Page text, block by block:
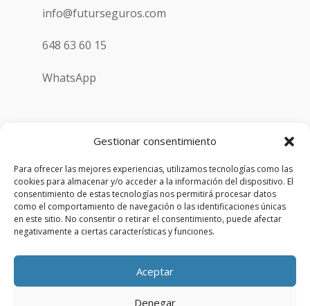
Gestionar consentimiento
Para ofrecer las mejores experiencias, utilizamos tecnologías como las
cookies para almacenar y/o acceder a la información del dispositivo. El
consentimiento de estas tecnologías nos permitirá procesar datos
como el comportamiento de navegación o las identificaciones únicas
en este sitio. No consentir o retirar el consentimiento, puede afectar
negativamente a ciertas características y funciones.
Aceptar
Denegar
info@futurseguros.com
648 63 60 15
WhatsApp
Copyright © 2026 | Futurseguros | Todos los derechos
reservados
Aviso Legal
Política de privacidad